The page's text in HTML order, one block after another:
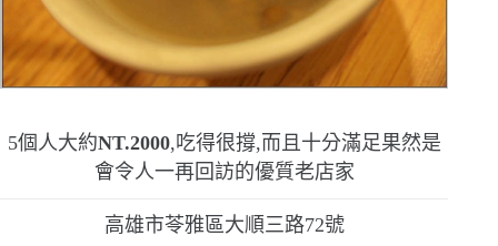
5個人大約NT.2000,吃得很撐,而且十分滿足果然是
會令人一再回訪的優質老店家
高雄市苓雅區大順三路72號